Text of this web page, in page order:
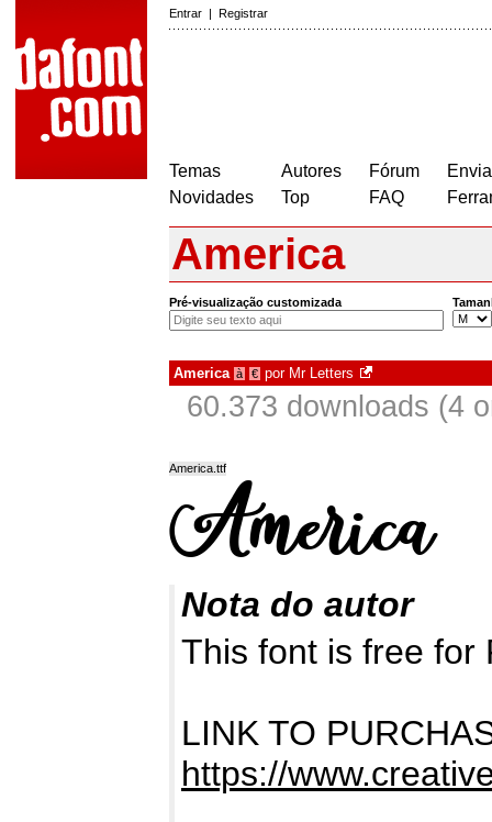
Entrar | Registrar
Temas
Novidades
Autores
Top
Fórum
FAQ
America
Pré-visualização customizada
America à € por Mr Letters
60.373 downloads (4
America.ttf
Nota do autor
This font is free for
LINK TO
https://